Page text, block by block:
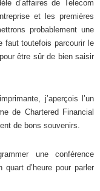
d’affaires de Telecom
et les premières
probablement une
faut toutefois parcourir le
être sûr de bien saisir
j’aperçois l’un
de Chartered Financial
de bons souvenirs.
une conférence
d’heure pour parler